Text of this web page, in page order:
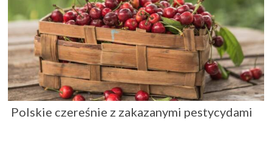
Polskie czereśnie z zakazanymi pestycydami